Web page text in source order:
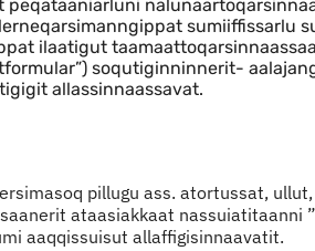
peqataaniarluni
sumiiffissarlu
ilaatigut
soqutiginninnerit-
allassinnaassavat.
pillugu ass. atortussat,
ataasiakkaat nassuiatitaanni
aaqqissuisut allaffigisinnaavatit.